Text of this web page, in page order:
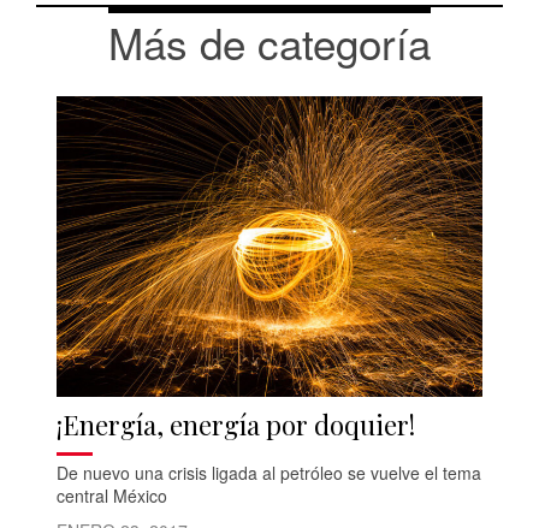
Más de categoría
¡Energía, energía por doquier!
De nuevo una crisis ligada al petróleo se vuelve el tema
central México